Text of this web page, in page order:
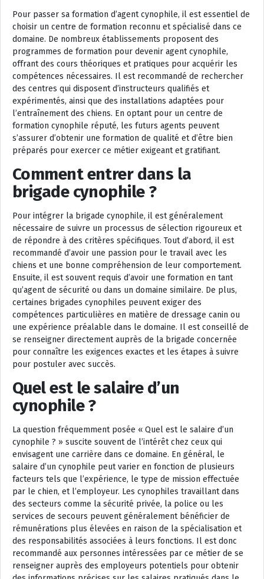
Pour passer sa formation d’agent cynophile, il est essentiel de
choisir un centre de formation reconnu et spécialisé dans ce
domaine. De nombreux établissements proposent des
programmes de formation pour devenir agent cynophile,
offrant des cours théoriques et pratiques pour acquérir les
compétences nécessaires. Il est recommandé de rechercher
des centres qui disposent d’instructeurs qualifiés et
expérimentés, ainsi que des installations adaptées pour
l’entraînement des chiens. En optant pour un centre de
formation cynophile réputé, les futurs agents peuvent
s’assurer d’obtenir une formation de qualité et d’être bien
préparés pour exercer ce métier exigeant et gratifiant.
Comment entrer dans la
brigade cynophile ?
Pour intégrer la brigade cynophile, il est généralement
nécessaire de suivre un processus de sélection rigoureux et
de répondre à des critères spécifiques. Tout d’abord, il est
recommandé d’avoir une passion pour le travail avec les
chiens et une bonne compréhension de leur comportement.
Ensuite, il est souvent requis d’avoir une formation en tant
qu’agent de sécurité ou dans un domaine similaire. De plus,
certaines brigades cynophiles peuvent exiger des
compétences particulières en matière de dressage canin ou
une expérience préalable dans le domaine. Il est conseillé de
se renseigner directement auprès de la brigade concernée
pour connaître les exigences exactes et les étapes à suivre
pour postuler avec succès.
Quel est le salaire d’un
cynophile ?
La question fréquemment posée « Quel est le salaire d’un
cynophile ? » suscite souvent de l’intérêt chez ceux qui
envisagent une carrière dans ce domaine. En général, le
salaire d’un cynophile peut varier en fonction de plusieurs
facteurs tels que l’expérience, le type de mission effectuée
par le chien, et l’employeur. Les cynophiles travaillant dans
des secteurs comme la sécurité privée, la police ou les
services de secours peuvent généralement bénéficier de
rémunérations plus élevées en raison de la spécialisation et
des responsabilités associées à leurs fonctions. Il est donc
recommandé aux personnes intéressées par ce métier de se
renseigner auprès des employeurs potentiels pour obtenir